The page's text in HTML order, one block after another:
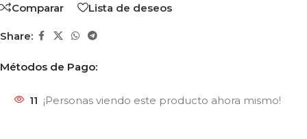
Comparar Lista de deseos
Share:
Métodos de Pago:
11 ¡Personas viendo este producto ahora mismo!